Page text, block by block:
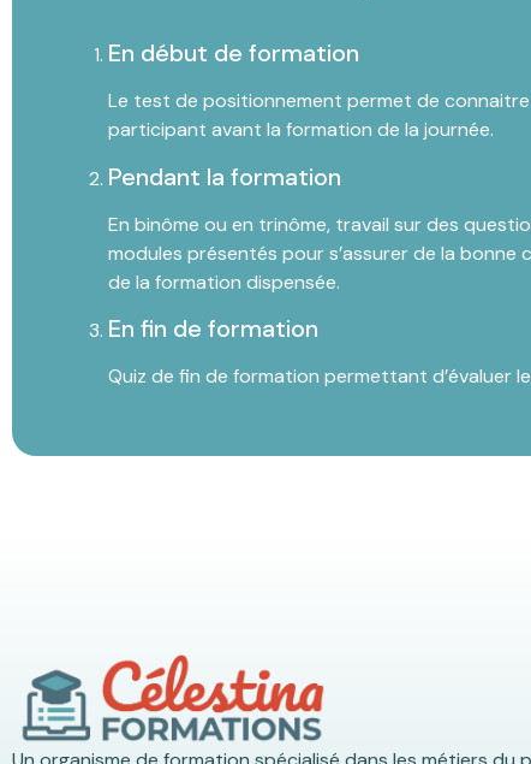
En début de formation
Le test de positionnement permet de
participant avant la formation de la journée.
Pendant la formation
En binôme ou en trinôme, travail sur des
modules présentés pour s’assurer de la bonne
de la formation dispensée.
En fin de formation
Quiz de fin de formation permettant d’évaluer